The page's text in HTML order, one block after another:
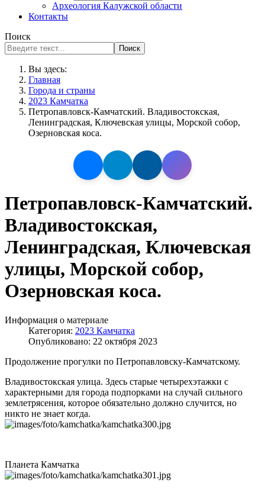
Археология Калужской области
Контакты
Поиск
Поиск
Вы здесь:
Главная
Города и страны
2023 Камчатка
Петропавловск-Камчатский. Владивостокская,
Ленинградская, Ключевская улицы, Морской собор,
Озерновская коса.
Петропавловск-Камчатский.
Владивостокская,
Ленинградская, Ключевская
улицы, Морской собор,
Озерновская коса.
Информация о материале
Категория: 2023 Камчатка
Опубликовано: 22 октября 2023
Продолжение прогулки по Петропавловску-Камчатскому.
Владивостокская улица. Здесь старые четырехэтажки с
характерными для города подпорками на случай сильного
землетрясения, которое обязательно должно случится, но
никто не знает когда.
Планета Камчатка